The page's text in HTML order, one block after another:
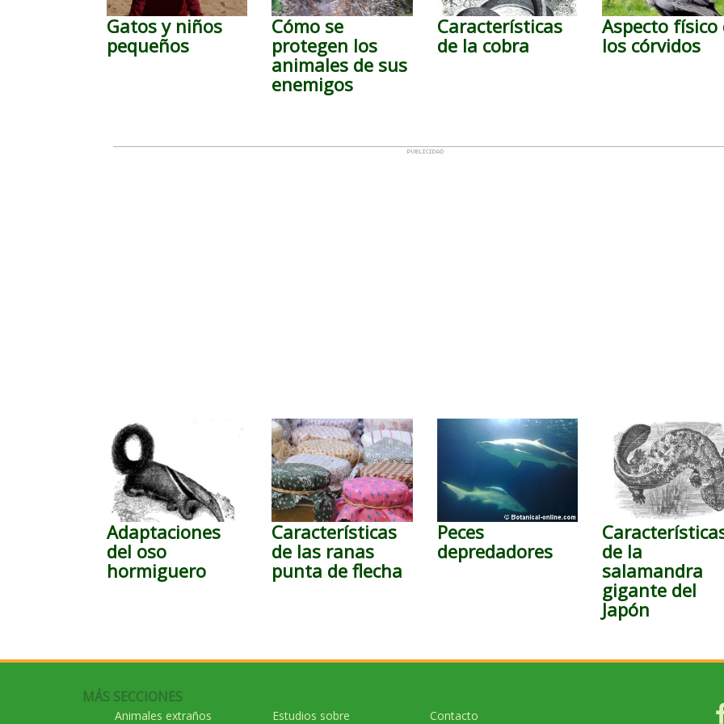
Gatos y niños
pequeños
Cómo se
protegen los
animales de sus
enemigos
Características
de la cobra
Aspecto físico
los córvidos
Adaptaciones
del oso
hormiguero
Características
de las ranas
punta de flecha
Peces
depredadores
de la
salamandra
gigante del
Japón
MÁS SECCIONES
Animales extraños Estudios sobre Contacto